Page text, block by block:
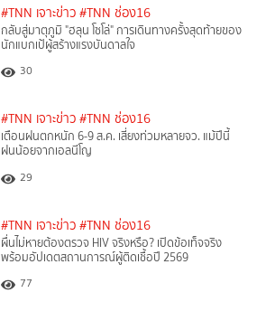
#TNN เจาะข่าว #TNN ช่อง16
กลับสู่มาตุภูมิ "ฮลุน โซโล่" การเดินทางครั้งสุดท้ายของ
นักแบกเป้ผู้สร้างแรงบันดาลใจ
30
#TNN เจาะข่าว #TNN ช่อง16
เตือนฝนตกหนัก 6-9 ส.ค. เสี่ยงท่วมหลายจว. แม้ปีนี้
ฝนน้อยจากเอลนีโญ
29
#TNN เจาะข่าว #TNN ช่อง16
ผื่นไม่หายต้องตรวจ HIV จริงหรือ? เปิดข้อเท็จจริง
พร้อมอัปเดตสถานการณ์ผู้ติดเชื้อปี 2569
77